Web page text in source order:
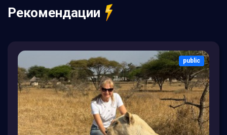
Рекомендации
public